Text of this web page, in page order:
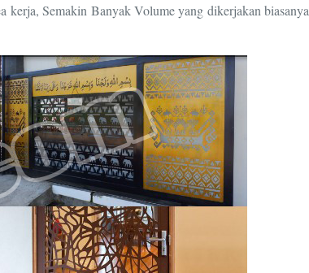
kerja, Semakin Banyak Volume yang dikerjakan biasanya